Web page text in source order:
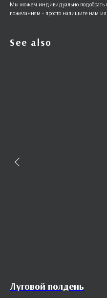
Мы можем индивидуально подобрать
пожеланиям - просто напишите нам
See also
Луговой полдень